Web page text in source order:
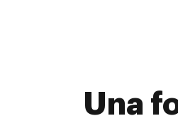
Una